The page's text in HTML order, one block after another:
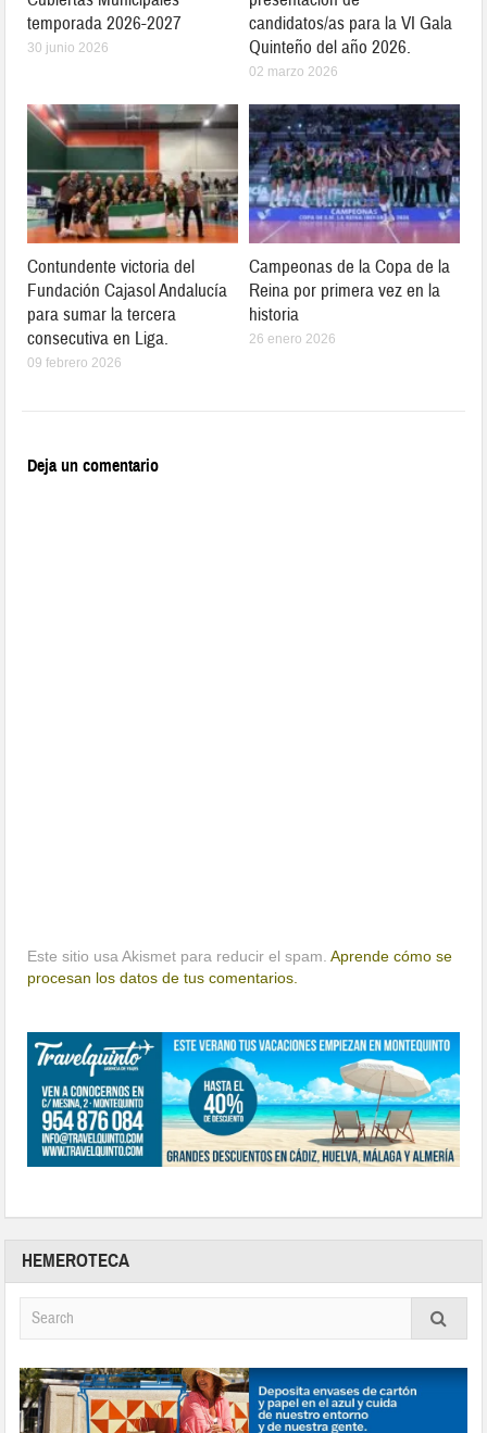
temporada 2026-2027
30 junio 2026
candidatos/as para la VI Gala
Quinteño del año 2026.
02 marzo 2026
Contundente victoria del
Fundación Cajasol Andalucía
para sumar la tercera
consecutiva en Liga.
09 febrero 2026
Campeonas de la Copa de la
Reina por primera vez en la
historia
26 enero 2026
Deja un comentario
Este sitio usa Akismet para reducir el spam.Aprende cómo se
procesan los datos de tus comentarios.
HEMEROTECA